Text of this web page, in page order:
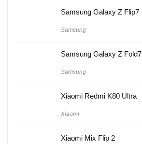
Samsung Galaxy Z Flip7
Samsung
Samsung Galaxy Z Fold7
Samsung
Xiaomi Redmi K80 Ultra
Xiaomi
Xiaomi Mix Flip 2